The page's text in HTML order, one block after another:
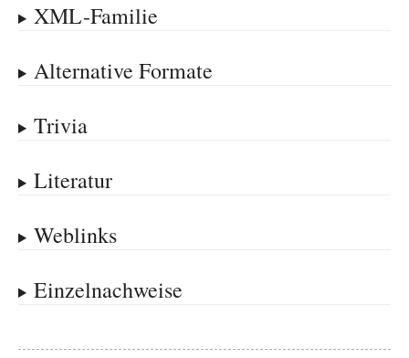
XML-Familie
Alternative Formate
Trivia
Literatur
Weblinks
Einzelnachweise